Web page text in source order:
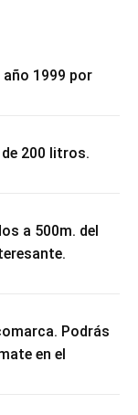
1999 por
200 litros.
a 500m. del
Podrás
en el